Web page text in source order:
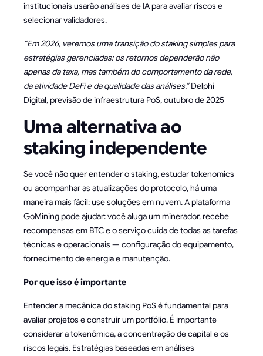
institucionais usarão análises de IA para avaliar riscos e
selecionar validadores.
“Em 2026, veremos uma transição do staking simples para
estratégias gerenciadas: os retornos dependerão não
apenas da taxa, mas também do comportamento da rede,
da atividade DeFi e da qualidade das análises.”Delphi
Digital, previsão de infraestrutura PoS, outubro de 2025
Uma alternativa ao
staking independente
Se você não quer entender o staking, estudar tokenomics
ou acompanhar as atualizações do protocolo, há uma
maneira mais fácil: use soluções em nuvem. A plataforma
GoMining pode ajudar: você aluga um minerador, recebe
recompensas em BTC e o serviço cuida de todas as tarefas
técnicas e operacionais — configuração do equipamento,
fornecimento de energia e manutenção.
Por que isso é importante
Entender a mecânica do staking PoS é fundamental para
avaliar projetos e construir um portfólio. É importante
considerar a tokenômica, a concentração de capital e os
riscos legais. Estratégias baseadas em análises